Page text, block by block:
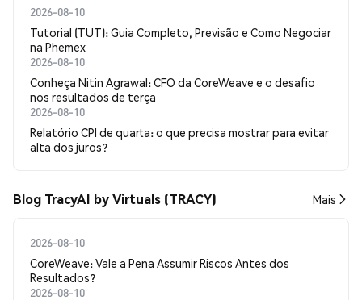
2026-08-10
Tutorial (TUT): Guia Completo, Previsão e Como Negociar
na Phemex
2026-08-10
Conheça Nitin Agrawal: CFO da CoreWeave e o desafio
nos resultados de terça
2026-08-10
Relatório CPI de quarta: o que precisa mostrar para evitar
alta dos juros?
Blog TracyAI by Virtuals (TRACY) Mais
2026-08-10
CoreWeave: Vale a Pena Assumir Riscos Antes dos
Resultados?
2026-08-10